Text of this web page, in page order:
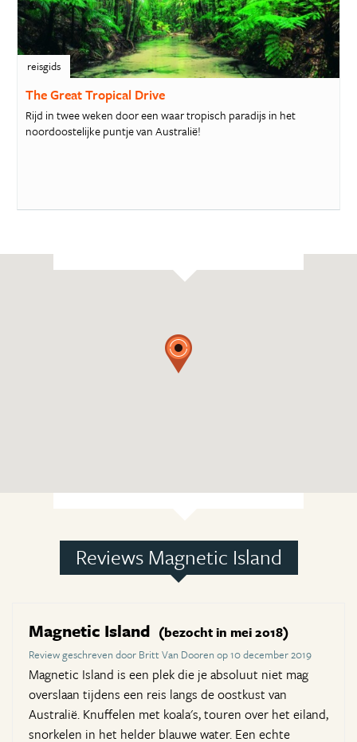
reisgids
The Great Tropical Drive
Rijd in twee weken door een waar tropisch paradijs in het
noordoostelijke puntje van Australië!
Reviews Magnetic Island
Magnetic Island (bezocht in mei 2018)
Review geschreven door Britt Van Dooren op 10 december 2019
Magnetic Island is een plek die je absoluut niet mag
overslaan tijdens een reis langs de oostkust van
Australië. Knuffelen met koala's, touren over het eiland,
snorkelen in het helder blauwe water. Een echte